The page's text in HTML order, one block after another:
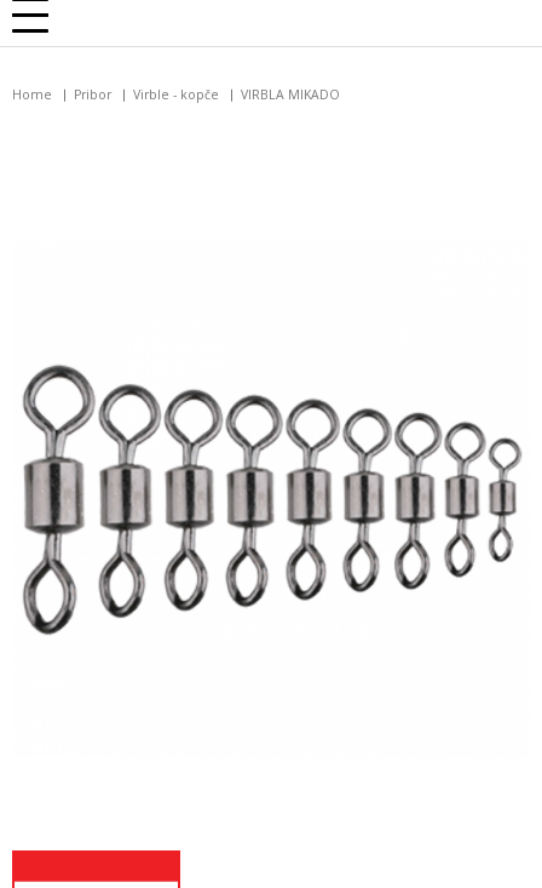
Home Pribor Virble - kopče VIRBLA MIKADO